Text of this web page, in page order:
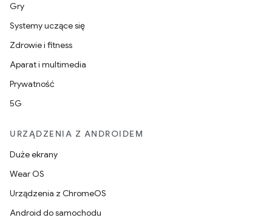
Gry
Systemy uczące się
Zdrowie i fitness
Aparat i multimedia
Prywatność
5G
URZĄDZENIA Z ANDROIDEM
Duże ekrany
Wear OS
Urządzenia z ChromeOS
Android do samochodu